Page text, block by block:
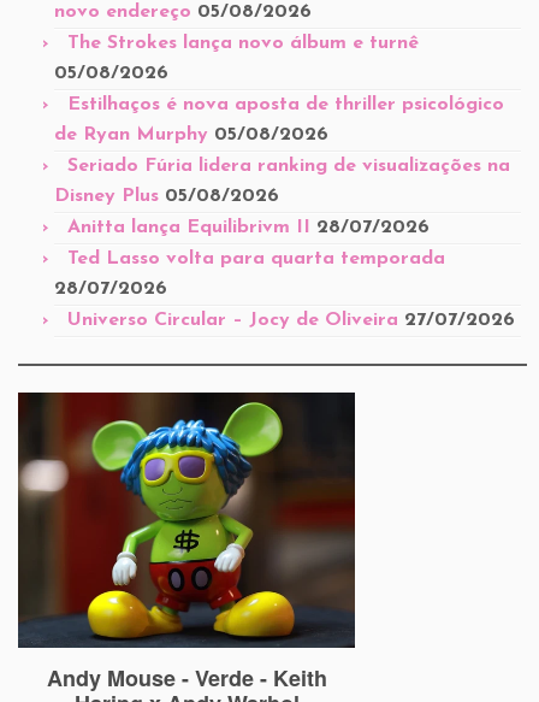
novo endereço 05/08/2026
The Strokes lança novo álbum e turnê
05/08/2026
Estilhaços é nova aposta de thriller psicológico
de Ryan Murphy 05/08/2026
Seriado Fúria lidera ranking de visualizações na
Disney Plus 05/08/2026
Anitta lança Equilibrivm II
28/07/2026
Ted Lasso volta para quarta temporada
28/07/2026
Universo Circular – Jocy de Oliveira 27/07/2026